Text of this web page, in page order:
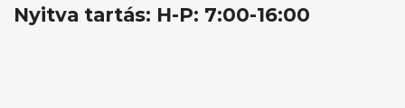
Nyitva tartás: H-P: 7:00-16:00